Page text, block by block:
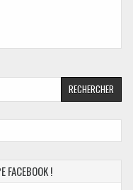
FACEBOOK !